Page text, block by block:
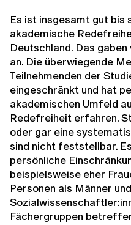
Es ist insgesamt gut bis
akademische
Deutschland. Das
an. Die überwiegende
Teilnehmenden der
eingeschränkt und hat
akademischen Umfeld
Redefreiheit erfahren.
oder gar eine
sind nicht feststellbar.
persönliche
beispielsweise eher
Personen als Männer
Fächergruppen